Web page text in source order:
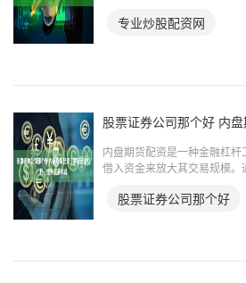
股配资网，是影响配资成本的
专业炒股配资网
内盘期货配资是一种金融杠
借入资金来放大其交易规模
益。 期货配资的本质是放大
股票证券公司那个好